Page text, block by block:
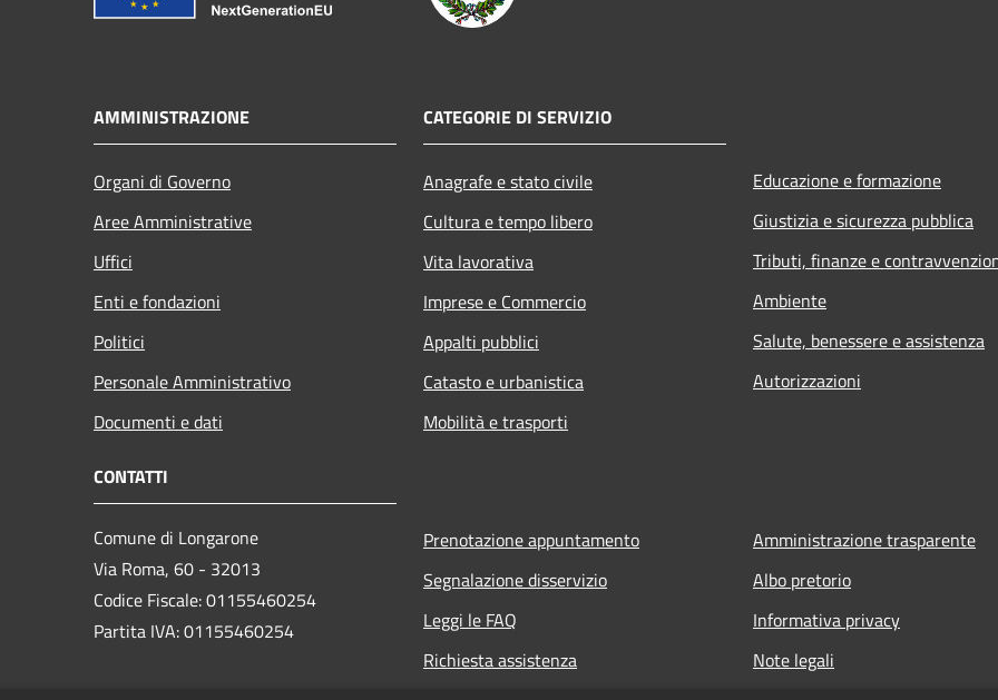
AMMINISTRAZIONE
Organi di Governo
Aree Amministrative
Uffici
Enti e fondazioni
Politici
Personale Amministrativo
Documenti e dati
CATEGORIE DI SERVIZIO
Anagrafe e stato civile
Cultura e tempo libero
Vita lavorativa
Imprese e Commercio
Appalti pubblici
Catasto e urbanistica
Mobilità e trasporti
Educazione e formazione
Giustizia e sicurezza pubblica
Tributi, finanze e
Ambiente
Salute, benessere e assistenza
Autorizzazioni
CONTATTI
Comune di Longarone
Via Roma, 60 - 32013
Codice Fiscale: 01155460254
Partita IVA: 01155460254
Prenotazione appuntamento
Segnalazione disservizio
Leggi le FAQ
Richiesta assistenza
Amministrazione trasparente
Albo pretorio
Informativa privacy
Note legali